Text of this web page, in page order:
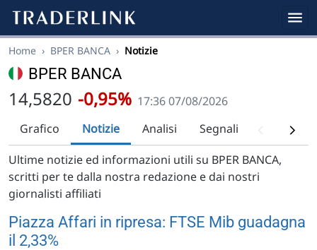
Home › BPER BANCA › Notizie
BPER BANCA
14,5820 -0,95% 17:36 07/08/2026
Grafico
Notizie Analisi Segnali
Analisi
Ultime notizie ed informazioni utili su BPER BANCA,
scritti per te dalla nostra redazione e dai nostri
giornalisti affiliati
Piazza Affari in ripresa: FTSE Mib guadagna
il 2,33%